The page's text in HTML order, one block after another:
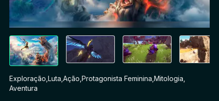
Exploração Luta Ação Protagonista Feminina Mitologia
Aventura